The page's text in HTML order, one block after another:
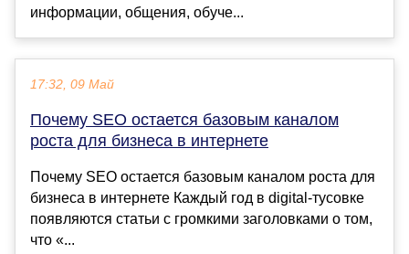
информации, общения, обуче...
17:32, 09 Май
Почему SEO остается базовым каналом
роста для бизнеса в интернете
Почему SEO остается базовым каналом роста для
бизнеса в интернете Каждый год в digital-тусовке
появляются статьи с громкими заголовками о том,
что «...